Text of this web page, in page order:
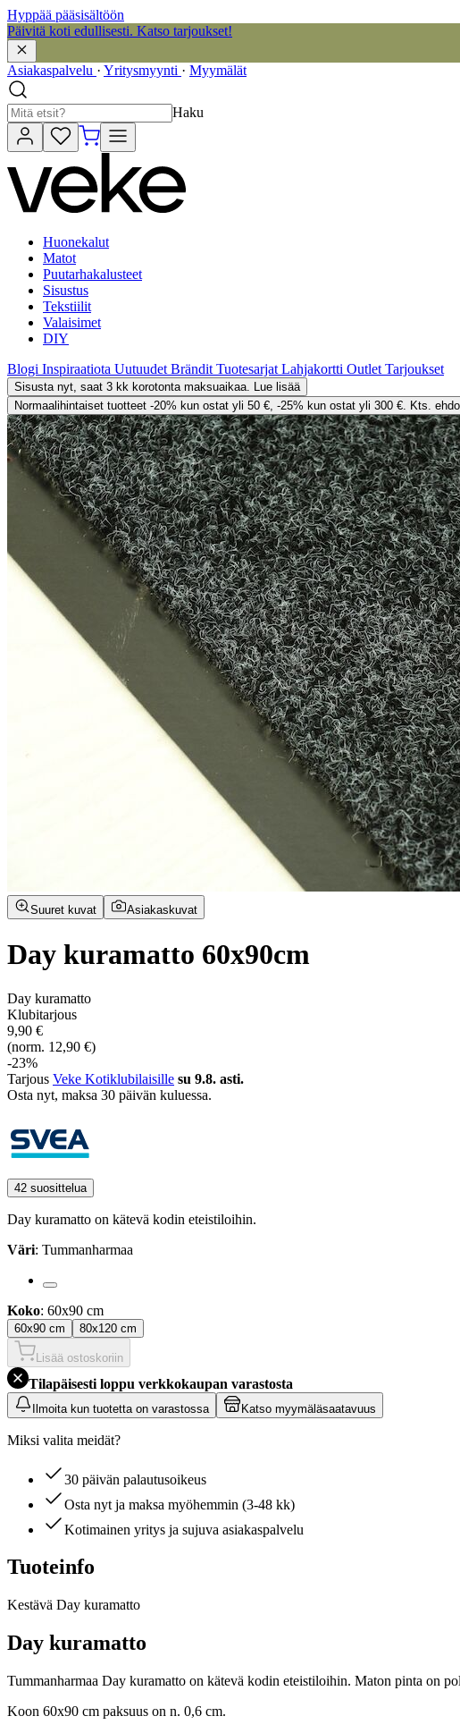
Hyppää pääsisältöön
Päivitä koti edullisesti. Katso tarjoukset!
Asiakaspalvelu · Yritysmyynti · Myymälät
Haku
Huonekalut
Matot
Puutarhakalusteet
Sisustus
Tekstiilit
Valaisimet
DIY
Blogi Inspiraatiota Uutuudet Brändit Tuotesarjat Lahjakortti Outlet Tarjoukset
Sisusta nyt, saat 3 kk korotonta maksuaikaa. Lue lisää
Normaalihintaiset tuotteet -20% kun ostat yli 50 €, -25% kun ostat yli 300 €. Kts.
Suuret kuvat Asiakaskuvat
Day kuramatto 60x90cm
Day kuramatto
Klubitarjous
9,90 €
(norm. 12,90 €)
-23%
Tarjous Veke Kotiklubilaisille su 9.8. asti.
Osta nyt, ­maksa 30 päivän kuluessa.
42 suosittelua
Day kuramatto on kätevä kodin eteistiloihin.
Väri: Tummanharmaa
Koko: 60x90 cm
60x90 cm 80x120 cm
Lisää ostoskoriin
Tilapäisesti loppu verkkokaupan varastosta
Ilmoita kun tuotetta on varastossa Katso myymäläsaatavuus
Miksi valita meidät?
30 päivän palautusoikeus
Osta nyt ja maksa myöhemmin (3-48 kk)
Kotimainen yritys ja sujuva asiakaspalvelu
Tuoteinfo
Kestävä Day kuramatto
Day kuramatto
Tummanharmaa Day kuramatto on kätevä kodin eteistiloihin. Maton pinta on
Koon 60x90 cm paksuus on n. 0,6 cm.